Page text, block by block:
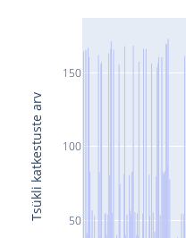
50
100
150
Tsükli katkestuste arv